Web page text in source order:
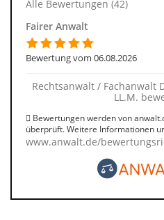
Alle Bewertungen (42)
Fairer Anwalt
Bewertung vom 06.08.2026
Rechtsanwalt / Fachanwalt
LL.M.
Bewertungen werden von
überprüft. Weitere Informationen
www.anwalt.de/